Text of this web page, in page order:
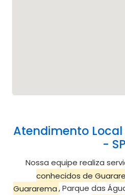
Atendimento
- SP
Nossa equipe realiza
conhecidos de
Guararema, Parque das